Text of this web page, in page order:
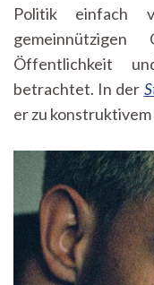
Politik einfach
gemeinnützigen
Öffentlichkeit
betrachtet. In der
er zu